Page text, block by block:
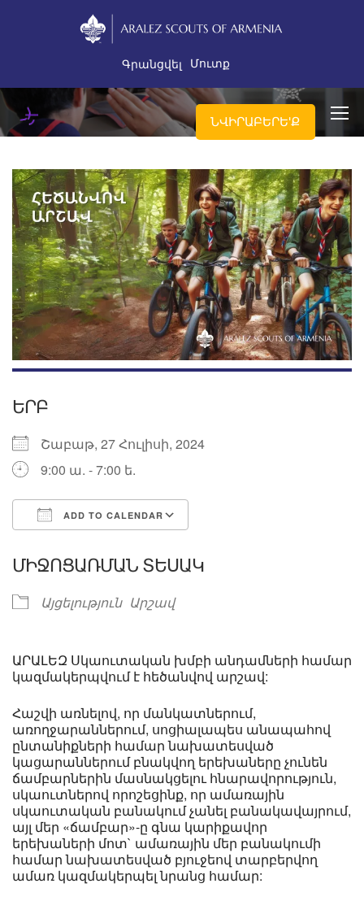
Գրանցվել Մուտք
ՆՎԻՐԱԲԵՐԵ'Ք
ԵՐԲ
Շաբաթ, 27 Հուլիսի, 2024
9:00 ա. - 7:00 ե.
ADD TO CALENDAR
ՄԻՋՈՑԱՌՄԱՆ ՏԵՍԱԿ
Այցելություն Արշավ
ԱՐԱԼԵԶ Սկաուտական խմբի անդամների համար
կազմակերպվում է հեծանվով արշավ:
Հաշվի առնելով, որ մանկատներում,
առողջարաններում, սոցիալապես անապահով
ընտանիքների համար նախատեսված
կացարաններում բնակվող երեխաները չունեն
ճամբարներին մասնակցելու հնարավորություն,
սկաուտներով որոշեցինք, որ ամառային
սկաուտական բանակում չանել բանակավայրում,
այլ մեր «ճամբար»-ը գնա կարիքավոր
երեխաների մոտ` ամառային մեր բանակումի
համար նախատեսված բյուջեով տարբերվող
ամառ կազմակերպել նրանց համար: